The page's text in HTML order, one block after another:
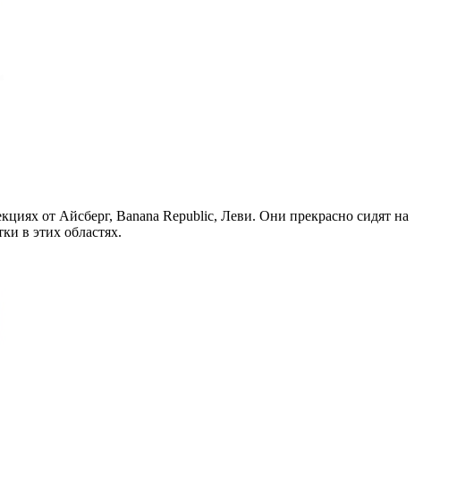
от Айсберг, Banana Republic, Леви. Они прекрасно сидят на
в этих областях.